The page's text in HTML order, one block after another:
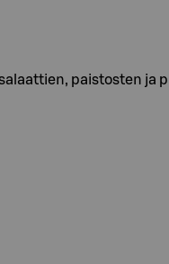
paistosten ja